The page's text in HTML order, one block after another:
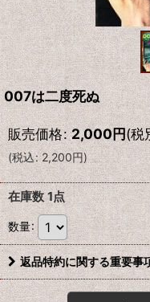
007は二度死ぬ
販売価格: 2,000円(税
(税込: 2,200円)
在庫数 1点
数量:
返品特約に関する重要事